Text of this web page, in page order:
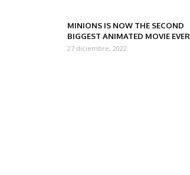
MINIONS IS NOW THE SECOND
BIGGEST ANIMATED MOVIE EVER
27 diciembre, 2022